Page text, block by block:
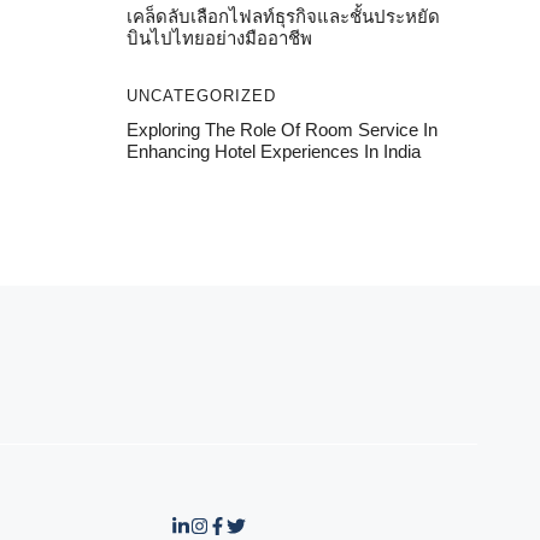
เคล็ดลับเลือกไฟลท์ธุรกิจและชั้นประหยัด
บินไปไทยอย่างมืออาชีพ
UNCATEGORIZED
Exploring The Role Of Room Service In
Enhancing Hotel Experiences In India